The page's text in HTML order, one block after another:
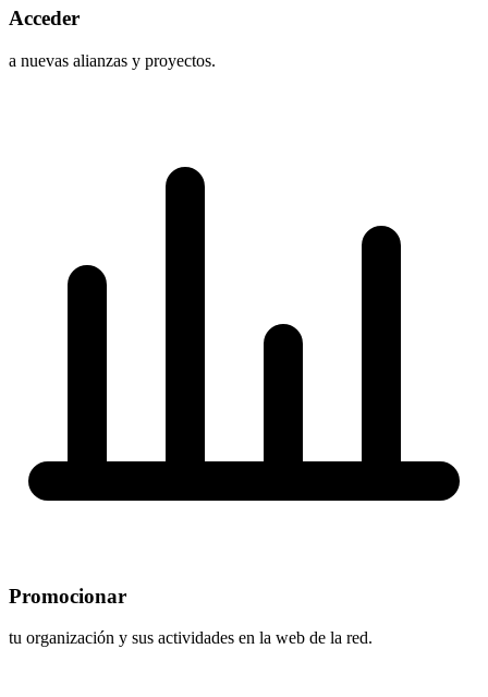
Acceder
a nuevas alianzas y proyectos.
Promocionar
tu organización y sus actividades en la web de la red.